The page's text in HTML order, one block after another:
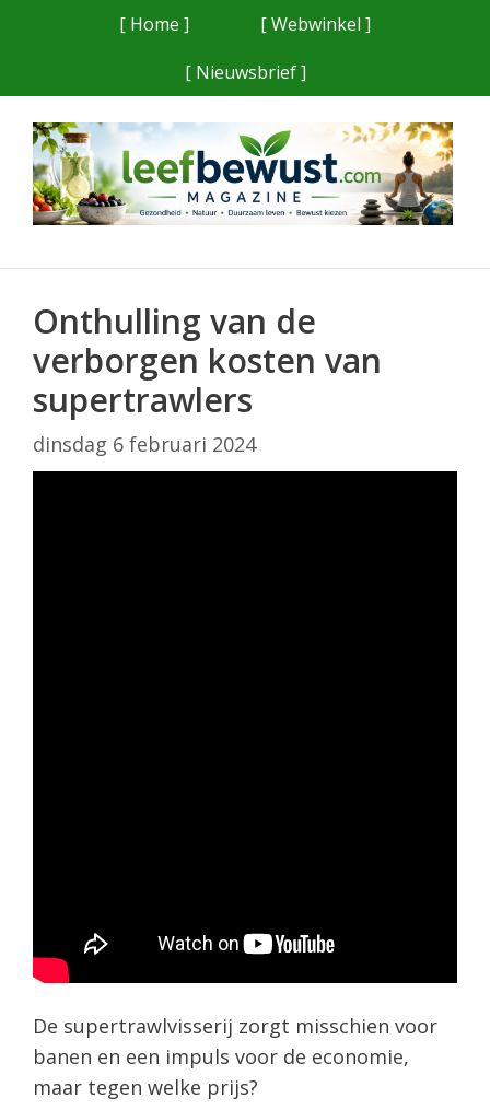
[ Home ]
[ Webwinkel ]
[ Nieuwsbrief ]
Onthulling van de
verborgen kosten van
supertrawlers
dinsdag 6 februari 2024
De supertrawlvisserij zorgt misschien voor
banen en een impuls voor de economie,
maar tegen welke prijs?